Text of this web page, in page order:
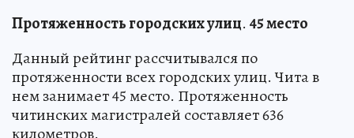
Протяженность городских улиц. 45 место
Данный рейтинг рассчитывался по
протяженности всех городских улиц. Чита в
нем занимает 45 место. Протяженность
читинских магистралей составляет 636
километров.